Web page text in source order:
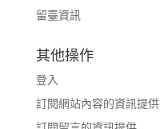
留臺資訊
其他操作
登入
訂閱網站內容的資訊提供